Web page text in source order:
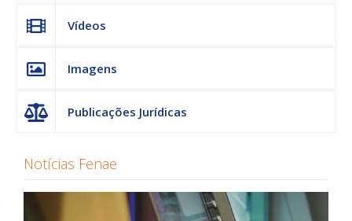
Vídeos
Imagens
Publicações Jurídicas
Notícias Fenae